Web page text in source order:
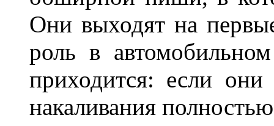
Они выходят на
роль в
приходится: если
накаливания